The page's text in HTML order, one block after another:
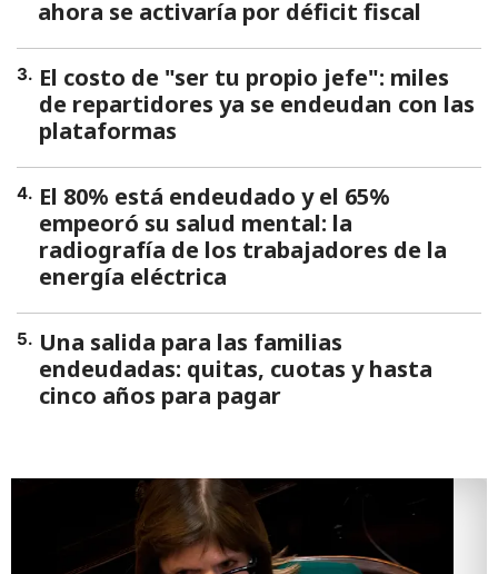
ahora se activaría por déficit fiscal
3. El costo de "ser tu propio jefe": miles
de repartidores ya se endeudan con las
plataformas
4. El 80% está endeudado y el 65%
empeoró su salud mental: la
radiografía de los trabajadores de la
energía eléctrica
5. Una salida para las familias
endeudadas: quitas, cuotas y hasta
cinco años para pagar